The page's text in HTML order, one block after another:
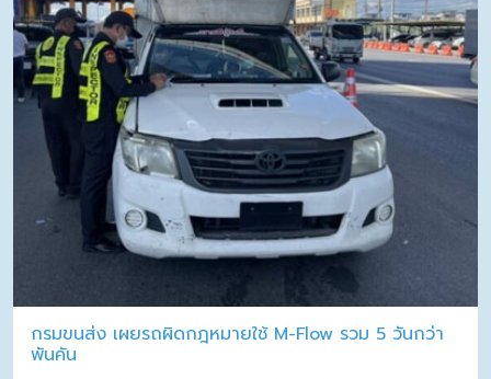
กรมขนส่ง เผยรถผิดกฎหมายใช้ M-Flow รวม 5 วันกว่า
พันคัน